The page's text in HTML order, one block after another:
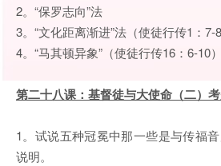
2。“保罗志向”法
3。“文化距离渐进”法（使徒行传1：7-8
4。“马其顿异象”（使徒行传16：6-10）
第二十八课：基督徒与大使命（二）
1。试说五种冠冕中那一些是与传福
说明。